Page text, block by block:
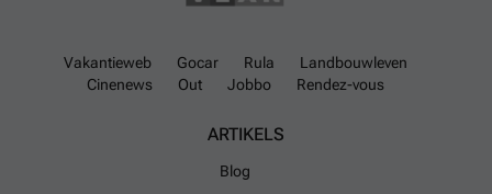
Vakantieweb Gocar Rula
Landbouwleven
Cinenews
Out Jobbo Rendez-vous
ARTIKELS
Blog